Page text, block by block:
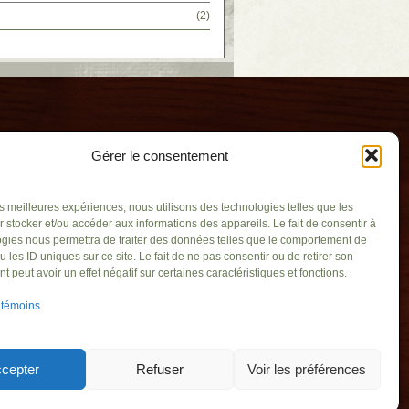
Gérer le consentement
meilleures expériences, nous utilisons des technologies telles que les
stocker et/ou accéder aux informations des appareils. Le fait de consentir à
nous permettra de traiter des données telles que le comportement de
les ID uniques sur ce site. Le fait de ne pas consentir ou de retirer son
peut avoir un effet négatif sur certaines caractéristiques et fonctions.
Refuser Voir les préférences
(2)
J3L